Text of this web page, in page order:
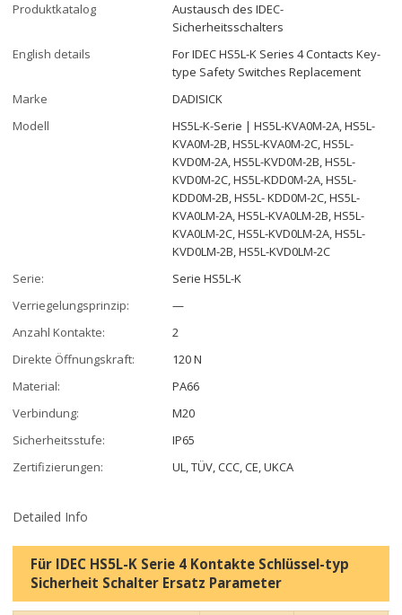
Produktkatalog
Austausch des IDEC-
Sicherheitsschalters
English details
For IDEC HS5L-K Series 4 Contacts Key-
type Safety Switches Replacement
Marke
DADISICK
Modell
HS5L-K-Serie | HS5L-KVA0M-2A, HS5L-
KVA0M-2B, HS5L-KVA0M-2C, HS5L-
KVD0M-2A, HS5L-KVD0M-2B, HS5L-
KVD0M-2C, HS5L-KDD0M-2A, HS5L-
KDD0M-2B, HS5L- KDD0M-2C, HS5L-
KVA0LM-2A, HS5L-KVA0LM-2B, HS5L-
KVA0LM-2C, HS5L-KVD0LM-2A, HS5L-
KVD0LM-2B, HS5L-KVD0LM-2C
Serie:
Serie HS5L-K
Verriegelungsprinzip:
—
Anzahl Kontakte:
2
Direkte Öffnungskraft:
120 N
Material:
PA66
Verbindung:
M20
Sicherheitsstufe:
IP65
Zertifizierungen:
UL, TÜV, CCC, CE, UKCA
Detailed Info
Für IDEC HS5L-K Serie 4 Kontakte Schlüssel-typ
Sicherheit Schalter Ersatz Parameter